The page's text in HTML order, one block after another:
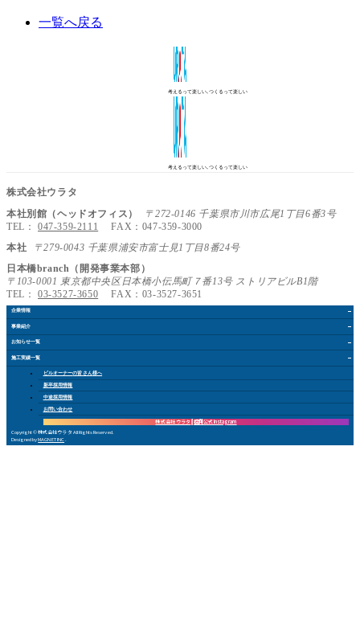
一覧へ戻る
考えるって楽しい､つくるって楽しい
考えるって楽しい､つくるって楽しい
株式会社ウラタ
本社別館（ヘッドオフィス）
〒272-0146 千葉県市川市広尾1丁目6番3号
TEL： 047-359-2111 FAX：047-359-3000
本社
〒279-0043 千葉県浦安市富士見1丁目8番24号
日本橋branch（開発事業本部）
〒103-0001 東京都中央区日本橋小伝馬町７番13号 ストリアビルB1階
TEL： 03-3527-3650 FAX：03-3527-3651
企業情報
事業紹介
お知らせ一覧
施工実績一覧
ビルオーナーの皆さん様へ
新卒採用情報
中途採用情報
お問い合わせ
株式会社 ウラタ 採用公式Instagram
Copyright © 株式会社ウラタ All Rights Reserved.
Designed byMAGNET INC